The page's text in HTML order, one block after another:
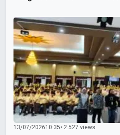
13/07/202610:35• 2.527 views